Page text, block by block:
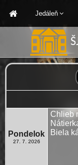
Jedáleň
Pondelok
27. 7. 2026
Chlieb
Biela